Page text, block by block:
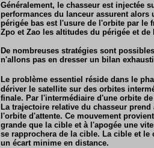
Généralement, le chasseur est injectée
performances du lanceur assurent
périgée bas est l'usure de l'orbite par le
Zpo et Zao les altitudes du périgée et de
De nombreuses stratégies sont
n'allons pas en dresser un bilan
Le problème essentiel réside dans le
dériver le satellite sur des orbites
finale. Par l'intermédiaire d'une orbite
La trajectoire relative du chasseur
l'orbite d'attente. Ce mouvement
grande que la cible et à l'apogée une
se rapprochera de la cible. La cible et
un écart minime en distance.